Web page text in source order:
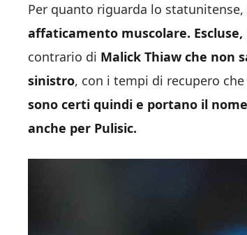
Per quanto riguarda lo
affaticamento muscolare.
contrario di Malick Thiaw che non
sinistro, con i tempi di recupero
sono certi quindi e portano il
anche per Pulisic.